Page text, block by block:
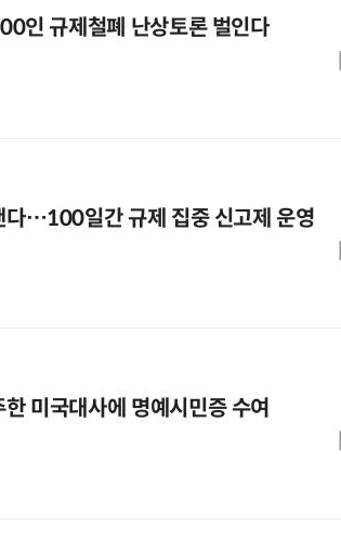
인 규제철폐 난상토론 벌인다
다…100일간 규제 집중 신고제 운영
미국대사에 명예시민증 수여